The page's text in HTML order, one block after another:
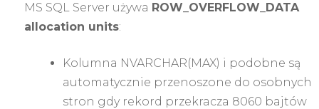
MS SQL Server używa ROW_OVERFLOW_DATA
allocation units:
Kolumna NVARCHAR(MAX) i podobne są
automatycznie przenoszone do osobnych
stron gdy rekord przekracza 8060 bajtów